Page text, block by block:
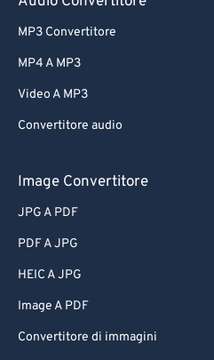
MP3 Convertitore
MP4 A MP3
Video A MP3
Convertitore audio
Image Convertitore
JPG A PDF
PDF A JPG
HEIC A JPG
Image A PDF
Convertitore di immagini